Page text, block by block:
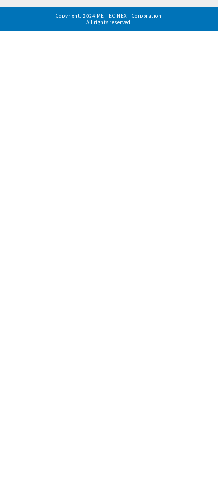
Copyright, 2024 MEITEC NEXT Corporation.
All rights reserved.